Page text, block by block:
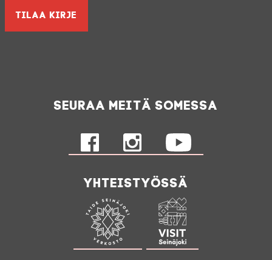
Seuraa meitä somessa
Yhteistyössä